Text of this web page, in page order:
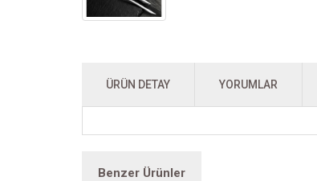
ÜRÜN DETAY YORUMLAR
Benzer Ürünler